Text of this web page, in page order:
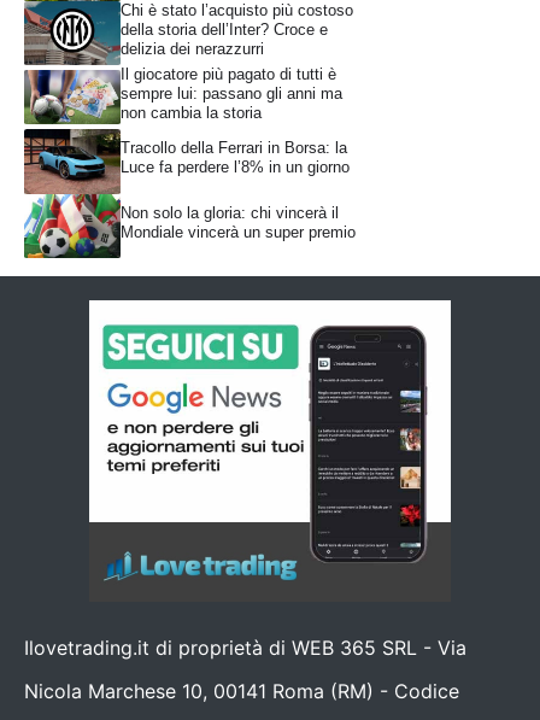
Chi è stato l’acquisto più costoso
della storia dell’Inter? Croce e
delizia dei nerazzurri
Il giocatore più pagato di tutti è
sempre lui: passano gli anni ma
non cambia la storia
Tracollo della Ferrari in Borsa: la
Luce fa perdere l’8% in un giorno
Non solo la gloria: chi vincerà il
Mondiale vincerà un super premio
Ilovetrading.it di proprietà di WEB 365 SRL - Via
Nicola Marchese 10, 00141 Roma (RM) - Codice